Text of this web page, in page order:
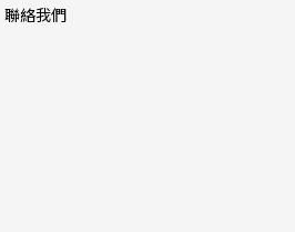
聯絡我們